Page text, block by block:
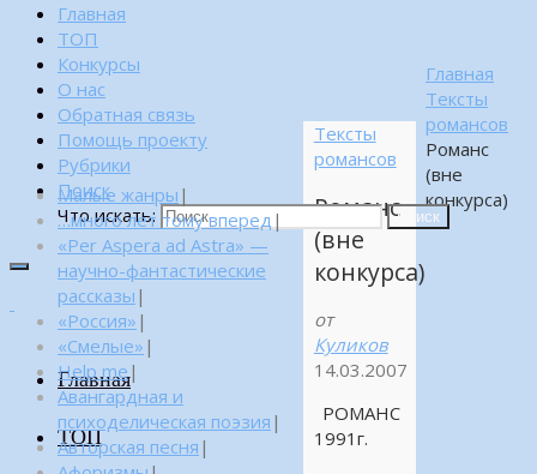
Главная
ТОП
Конкурсы
О нас
Обратная связь
Помощь проекту
Рубрики
Поиск
Что искать:
Поиск
Главная
ТОП
Главная
Тексты
романсов
Романс
(вне
конкурса)
Тексты
романсов
Романс
(вне
конкурса)
от
Куликов
14.03.2007
РОМАНС
1991г.
Малые жанры |
…много лет тому вперед |
«Per Aspera ad Astra» —
научно-фантастические
рассказы |
«Россия» |
«Смелые» |
Help me|
Авангардная и
психоделическая поэзия |
Авторская песня |